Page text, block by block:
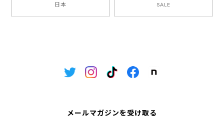
日本 SALE
メールマガジンを受け取る